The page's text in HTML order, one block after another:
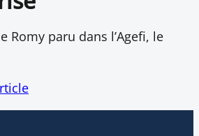
Romy paru dans l’Agefi, le